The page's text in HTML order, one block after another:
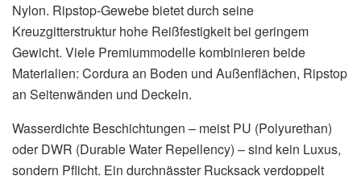
Nylon. Ripstop-Gewebe bietet durch seine
Kreuzgitterstruktur hohe Reißfestigkeit bei geringem
Gewicht. Viele Premiummodelle kombinieren beide
Materialien: Cordura an Boden und Außenflächen, Ripstop
an Seitenwänden und Deckeln.
Wasserdichte Beschichtungen – meist PU (Polyurethan)
oder DWR (Durable Water Repellency) – sind kein Luxus,
sondern Pflicht. Ein durchnässter Rucksack verdoppelt